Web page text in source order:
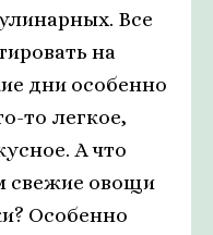
Все
на
дни особенно
то легкое,
А что
свежие овощи
Особенно